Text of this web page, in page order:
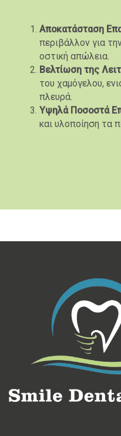
Αποκατάσταση
περιβάλλον για
οστική απώλεια.
Βελτίωση της
του χαμόγελου,
πλευρά.
Υψηλά Ποσοστά
και υλοποίηση τα